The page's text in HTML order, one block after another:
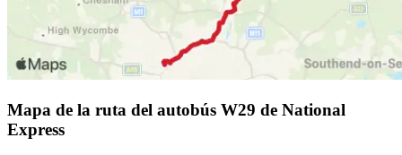
Mapa de la ruta del autobús W29 de National
Express